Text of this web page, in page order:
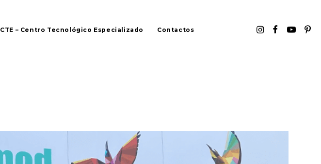
CTE – Centro Tecnológico Especializado Contactos